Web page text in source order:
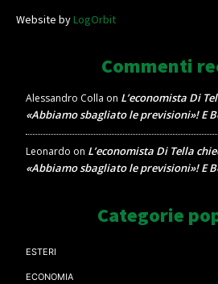
Website byLogOrbit
Commenti
Alessandro Colla on L’economista Di
«Abbiamo sbagliato le previsioni»! E
Leonardo on L’economista Di Tella
«Abbiamo sbagliato le previsioni»! E
Categorie
ESTERI
ECONOMIA